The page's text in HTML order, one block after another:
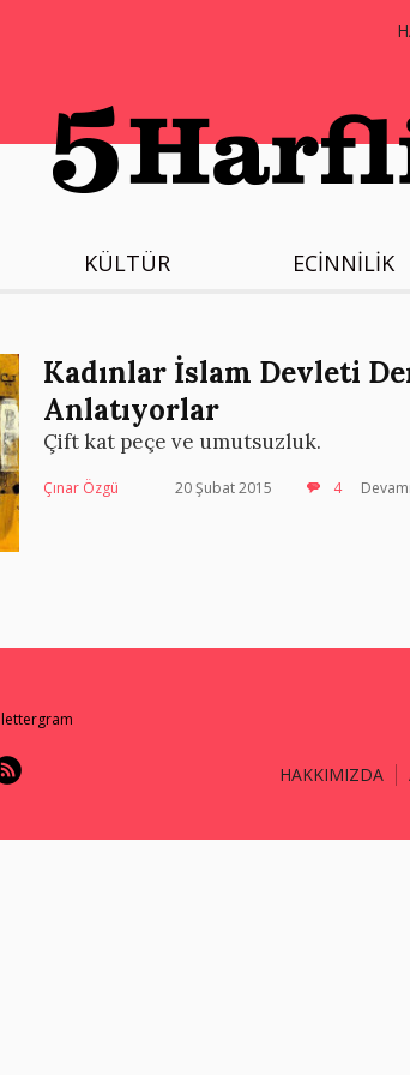
KÜLTÜR ECİNNİLİK
Kadınlar İslam Devleti
Anlatıyorlar
Çift kat peçe ve umutsuzluk.
Çınar Özgü 20 Şubat 2015 4
lettergram
HAKKIMIZDA